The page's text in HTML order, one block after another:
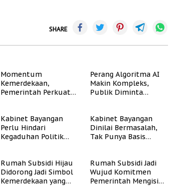
SHARE
Momentum
Kemerdekaan,
Pemerintah Perkuat
Masyarakat
Berpenghasilan
Rendah
Perang Algoritma AI
Makin Kompleks,
Publik Diminta
Kabinet Bayangan
Perlu Hindari
Kegaduhan Politik
Kabinet Bayangan
Dinilai Bermasalah,
Tak Punya Basis
Rumah Subsidi Hijau
Didorong Jadi Simbol
Kemerdekaan yang
Rumah Subsidi Jadi
Wujud Komitmen
Pemerintah Mengisi